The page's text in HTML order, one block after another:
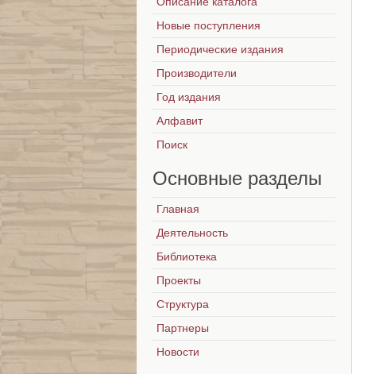
Новые поступления
Периодические издания
Производители
Год издания
Алфавит
Поиск
Основные разделы
Главная
Деятельность
Библиотека
Проекты
Структура
Партнеры
Новости